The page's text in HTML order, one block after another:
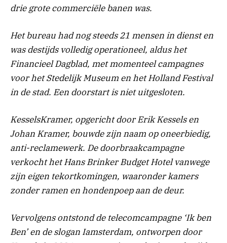
drie grote commerciële banen was.
Het bureau had nog steeds 21 mensen in dienst en
was destijds volledig operationeel, aldus het
Financieel Dagblad, met momenteel campagnes
voor het Stedelijk Museum en het Holland Festival
in de stad. Een doorstart is niet uitgesloten.
KesselsKramer, opgericht door Erik Kessels en
Johan Kramer, bouwde zijn naam op oneerbiedig,
anti-reclamewerk. De doorbraakcampagne
verkocht het Hans Brinker Budget Hotel vanwege
zijn eigen tekortkomingen, waaronder kamers
zonder ramen en hondenpoep aan de deur.
Vervolgens ontstond de telecomcampagne ‘Ik ben
Ben’ en de slogan Iamsterdam, ontworpen door